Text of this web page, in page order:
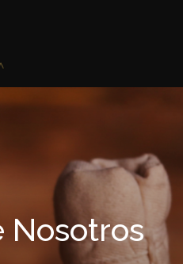
Nosotros